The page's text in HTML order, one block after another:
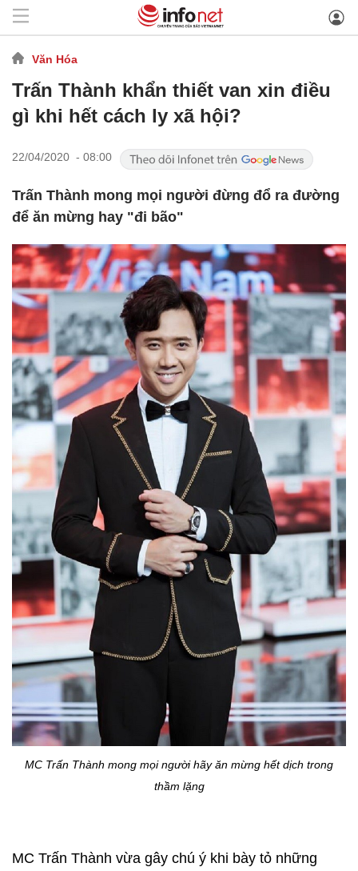
Văn Hóa
Trấn Thành khẩn thiết van xin điều
gì khi hết cách ly xã hội?
22/04/2020 - 08:00
Trấn Thành mong mọi người đừng đổ ra đường
để ăn mừng hay "đi bão"
MC Trấn Thành mong mọi người hãy ăn mừng hết dịch trong
thầm lặng
MC Trấn Thành vừa gây chú ý khi bày tỏ những